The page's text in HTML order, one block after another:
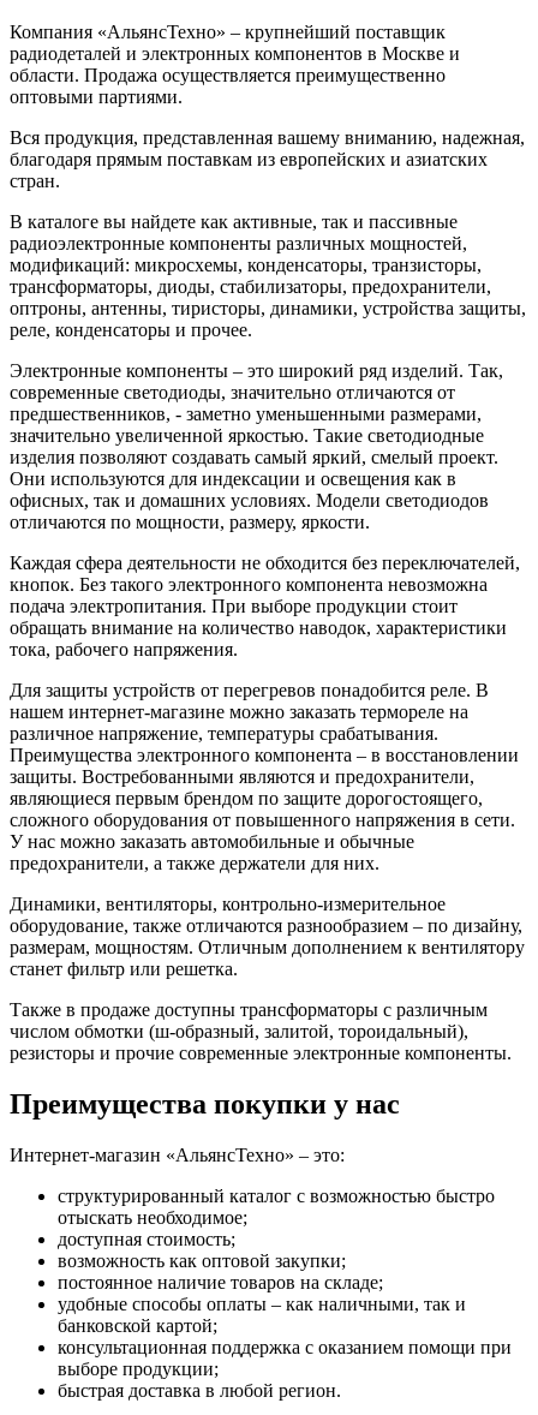
Компания «АльянсТехно» – крупнейший поставщик
радиодеталей и электронных компонентов в Москве и
области. Продажа осуществляется преимущественно
оптовыми партиями.
Вся продукция, представленная вашему вниманию, надежная,
благодаря прямым поставкам из европейских и азиатских
стран.
В каталоге вы найдете как активные, так и пассивные
радиоэлектронные компоненты различных мощностей,
модификаций: микросхемы, конденсаторы, транзисторы,
трансформаторы, диоды, стабилизаторы, предохранители,
оптроны, антенны, тиристоры, динамики, устройства защиты,
реле, конденсаторы и прочее.
Электронные компоненты – это широкий ряд изделий. Так,
современные светодиоды, значительно отличаются от
предшественников, - заметно уменьшенными размерами,
значительно увеличенной яркостью. Такие светодиодные
изделия позволяют создавать самый яркий, смелый проект.
Они используются для индексации и освещения как в
офисных, так и домашних условиях. Модели светодиодов
отличаются по мощности, размеру, яркости.
Каждая сфера деятельности не обходится без переключателей,
кнопок. Без такого электронного компонента невозможна
подача электропитания. При выборе продукции стоит
обращать внимание на количество наводок, характеристики
тока, рабочего напряжения.
Для защиты устройств от перегревов понадобится реле. В
нашем интернет-магазине можно заказать термореле на
различное напряжение, температуры срабатывания.
Преимущества электронного компонента – в восстановлении
защиты. Востребованными являются и предохранители,
являющиеся первым брендом по защите дорогостоящего,
сложного оборудования от повышенного напряжения в сети.
У нас можно заказать автомобильные и обычные
предохранители, а также держатели для них.
Динамики, вентиляторы, контрольно-измерительное
оборудование, также отличаются разнообразием – по дизайну,
размерам, мощностям. Отличным дополнением к вентилятору
станет фильтр или решетка.
Также в продаже доступны трансформаторы с различным
числом обмотки (ш-образный, залитой, тороидальный),
резисторы и прочие современные электронные компоненты.
Преимущества покупки у нас
Интернет-магазин «АльянсТехно» – это:
структурированный каталог с возможностью быстро
отыскать необходимое;
доступная стоимость;
возможность как оптовой закупки;
постоянное наличие товаров на складе;
удобные способы оплаты – как наличными, так и
банковской картой;
консультационная поддержка с оказанием помощи при
выборе продукции;
быстрая доставка в любой регион.